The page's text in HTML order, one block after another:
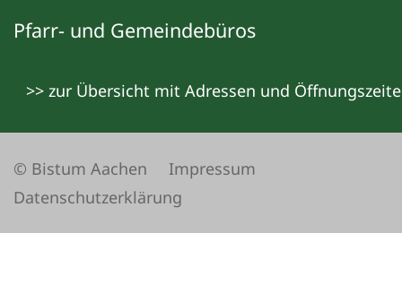
Pfarr- und Gemeindebüros
>> zur Übersicht mit Adressen und
© Bistum Aachen
Impressum
Datenschutzerklärung